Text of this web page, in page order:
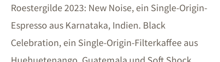
Roestergilde 2023: New Noise, ein Single-Origin-
Espresso aus Karnataka, Indien. Black
Celebration, ein Single-Origin-Filterkaffee aus